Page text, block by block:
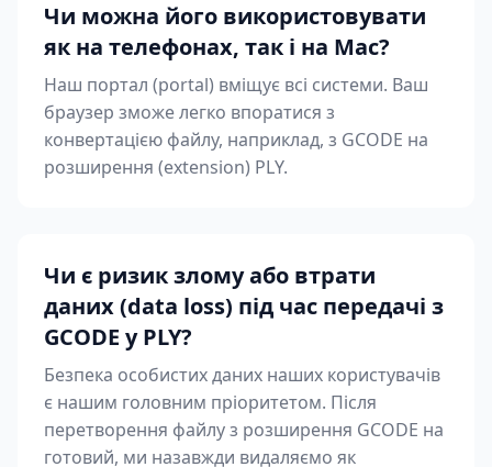
Чи можна його використовувати
як на телефонах, так і на Mac?
Наш портал (portal) вміщує всі системи. Ваш
браузер зможе легко впоратися з
конвертацією файлу, наприклад, з GCODE на
розширення (extension) PLY.
Чи є ризик злому або втрати
даних (data loss) під час передачі з
GCODE у PLY?
Безпека особистих даних наших користувачів
є нашим головним пріоритетом. Після
перетворення файлу з розширення GCODE на
готовий, ми назавжди видаляємо як